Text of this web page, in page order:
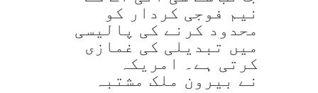
نیم فوجی کردار کو
محدود کرنے کی پالیسی
میں تبدیلی کی غمازی
کرتی ہے۔ امریکہ
نے بیرون ملک مشتبہ